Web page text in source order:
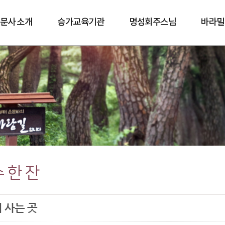
사 소개 승가교육기관 명성회주스님 바라
람길
한 잔
사는 곳